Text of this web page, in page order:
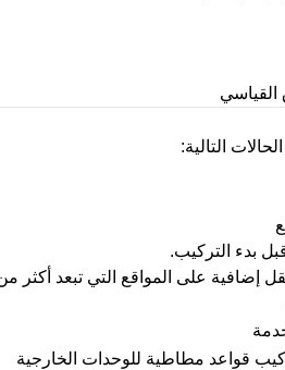
القياسي
التالية:
بدء التركيب.
قواعد مطاطية للوحدات الخارجية